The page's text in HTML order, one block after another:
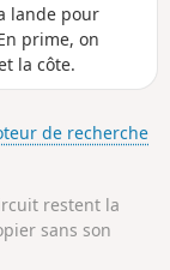
lande pour
prime, on
la côte.
de recherche
restent la
sans son